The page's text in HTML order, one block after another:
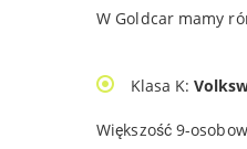
W Goldcar mamy
Klasa K:
Większość 9-